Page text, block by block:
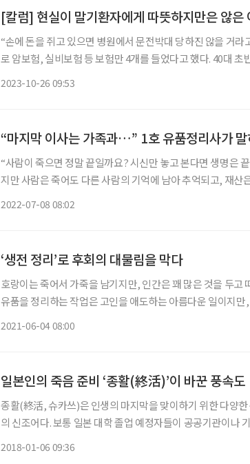
[칼럼] 현실이 말기환자에게 따뜻하지만은 않은
“손에 돈을 쥐고 있으면 병원에서 문전박대 당하진 않을 거라고 믿었어요.”
로 암보험, 실비보험 등 보험만 4개를 들었다고 했다. 40대 초
2023-10-26 09:53
“마지막 이사는 가족과…” 1호 유품정리사가 말
“사람이 죽으면 정말 끝일까요? 시신만 놓고 본다면 생명은
지만 사람은 죽어도 다른 사람의 기억에 남아 추억되고, 재산
2022-07-08 08:02
‘생전 정리’로 후회의 대물림을 막다
호랑이는 죽어서 가죽을 남기지만, 인간은 꽤 많은 것을 두고
유품을 정리하는 작업은 고인을 애도하는 아름다운 일이지만
2021-06-04 08:00
일본인의 죽음 준비 ‘종활(終活)’이 바꾼 풍속도
종활(終活, 슈카쓰)은 인생의 마지막을 맞이하기 위한 다양
의 신조어다. 보통 일본 대학 졸업 예정자들이 공공기관이나
2018-01-06 09:36